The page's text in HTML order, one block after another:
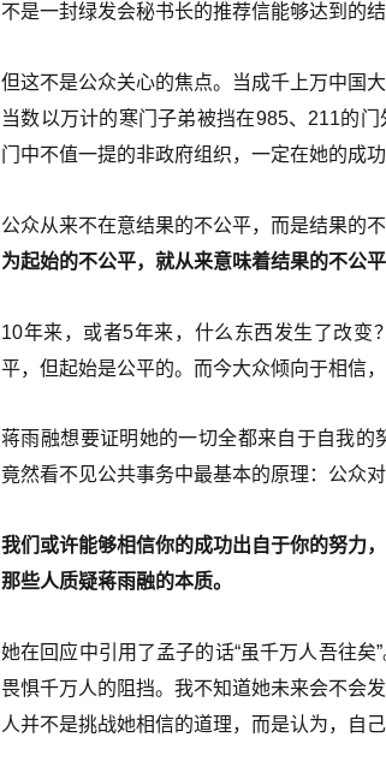
不是一封绿发会秘书长的推荐信能够达到的结
但这不是公众关心的焦点。当成千上万中国
当数以万计的寒门子弟被挡在985、211的
门中不值一提的非政府组织，一定在她的成
公众从来不在意结果的不公平，而是结果的
为起始的不公平，就从来意味着结果的不公平
10年来，或者5年来，什么东西发生了改变
平，但起始是公平的。而今大众倾向于相信
蒋雨融想要证明她的一切全都来自于自我的
竟然看不见公共事务中最基本的原理：公众
我们或许能够相信你的成功出自于你的努力
那些人质疑蒋雨融的本质。
她在回应中引用了孟子的话“虽千万人吾往
畏惧千万人的阻挡。我不知道她未来会不会
人并不是挑战她相信的道理，而是认为，自